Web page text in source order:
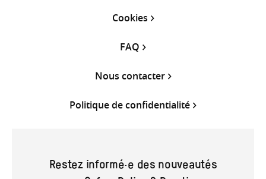
Cookies
FAQ
Nous contacter
Politique de confidentialité
Restez informé·e des nouveautés